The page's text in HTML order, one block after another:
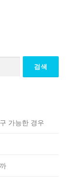
가능한 경우